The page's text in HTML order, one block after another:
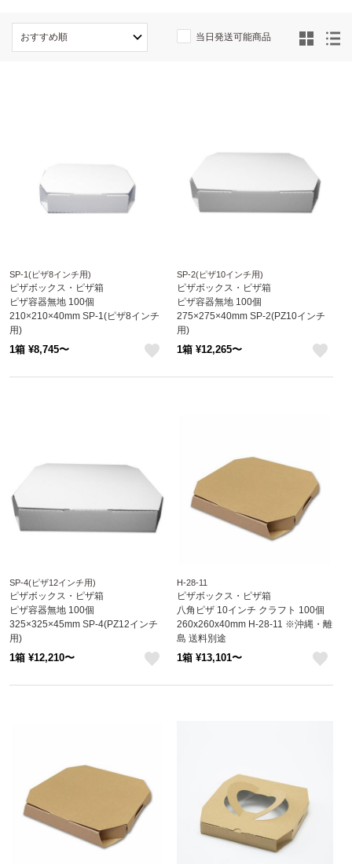
当日発送可能商品
SP-1(ピザ8インチ用)
ピザボックス・ピザ箱
ピザ容器無地 100個
210×210×40mm SP-1(ピザ8インチ
用)
1箱 ¥8,745〜
SP-2(ピザ10インチ用)
ピザボックス・ピザ箱
ピザ容器無地 100個
275×275×40mm SP-2(PZ10インチ
用)
1箱 ¥12,265〜
SP-4(ピザ12インチ用)
ピザボックス・ピザ箱
ピザ容器無地 100個
325×325×45mm SP-4(PZ12インチ
用)
1箱 ¥12,210〜
H-28-11
ピザボックス・ピザ箱
八角ピザ 10インチ クラフト 100個
260x260x40mm H-28-11 ※沖縄・離
島 送料別途
1箱 ¥13,101〜